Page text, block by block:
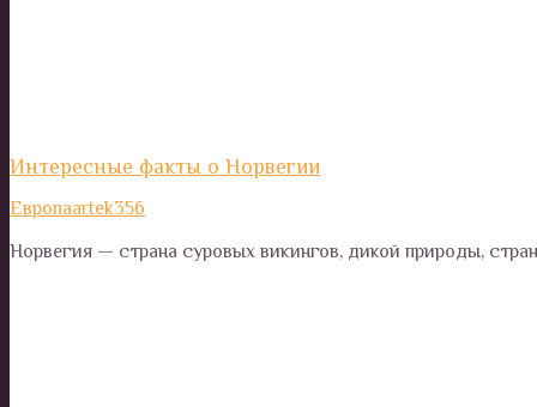
Интересные факты о Норвегии
Европаartek356
Норвегия — страна суровых викингов, дикой природы,